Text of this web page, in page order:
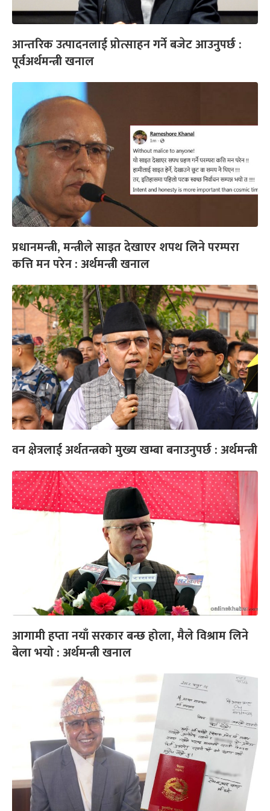
आन्तरिक उत्पादनलाई प्रोत्साहन गर्ने बजेट आउनुपर्छ :
पूर्वअर्थमन्त्री खनाल
प्रधानमन्त्री, मन्त्रीले साइत देखाएर शपथ लिने परम्परा
कत्ति मन परेन : अर्थमन्त्री खनाल
वन क्षेत्रलाई अर्थतन्त्रको मुख्य खम्बा बनाउनुपर्छ : अर्थमन्त्री
आगामी हप्ता नयाँ सरकार बन्छ होला, मैले विश्राम लिने
बेला भयो : अर्थमन्त्री खनाल